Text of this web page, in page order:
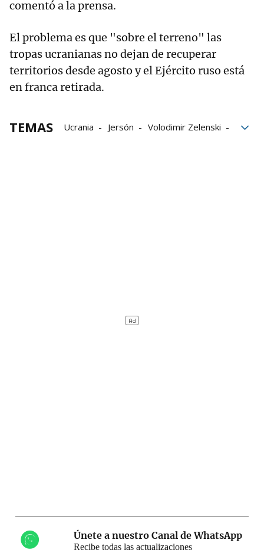
comentó a la prensa.
El problema es que "sobre el terreno" las
tropas ucranianas no dejan de recuperar
territorios desde agosto y el Ejército ruso está
en franca retirada.
TEMAS Ucrania Jersón
Volodimir Zelenski
Únete a nuestro Canal de WhatsApp
Recibe todas las actualizaciones